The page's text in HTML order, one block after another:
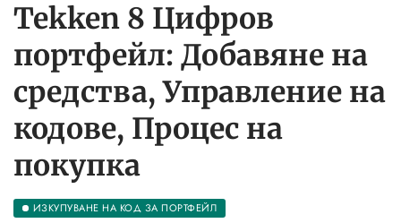
Tekken 8 Цифров
портфейл: Добавяне на
средства, Управление на
кодове, Процес на
покупка
ИЗКУПУВАНЕ НА КОД ЗА ПОРТФЕЙЛ